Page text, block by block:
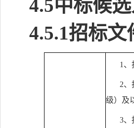
4.5中标候
4.5.1招标文
1 、
2、
级）及
3、